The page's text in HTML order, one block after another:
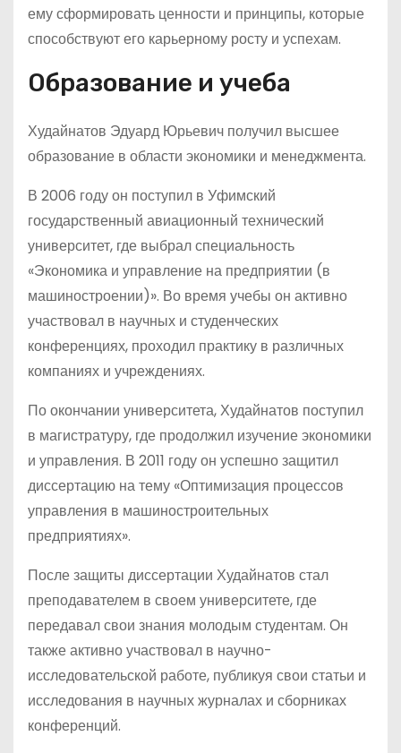
ему сформировать ценности и принципы, которые
способствуют его карьерному росту и успехам.
Образование и учеба
Худайнатов Эдуард Юрьевич получил высшее
образование в области экономики и менеджмента.
В 2006 году он поступил в Уфимский
государственный авиационный технический
университет, где выбрал специальность
«Экономика и управление на предприятии (в
машиностроении)». Во время учебы он активно
участвовал в научных и студенческих
конференциях, проходил практику в различных
компаниях и учреждениях.
По окончании университета, Худайнатов поступил
в магистратуру, где продолжил изучение экономики
и управления. В 2011 году он успешно защитил
диссертацию на тему «Оптимизация процессов
управления в машиностроительных
предприятиях».
После защиты диссертации Худайнатов стал
преподавателем в своем университете, где
передавал свои знания молодым студентам. Он
также активно участвовал в научно-
исследовательской работе, публикуя свои статьи и
исследования в научных журналах и сборниках
конференций.